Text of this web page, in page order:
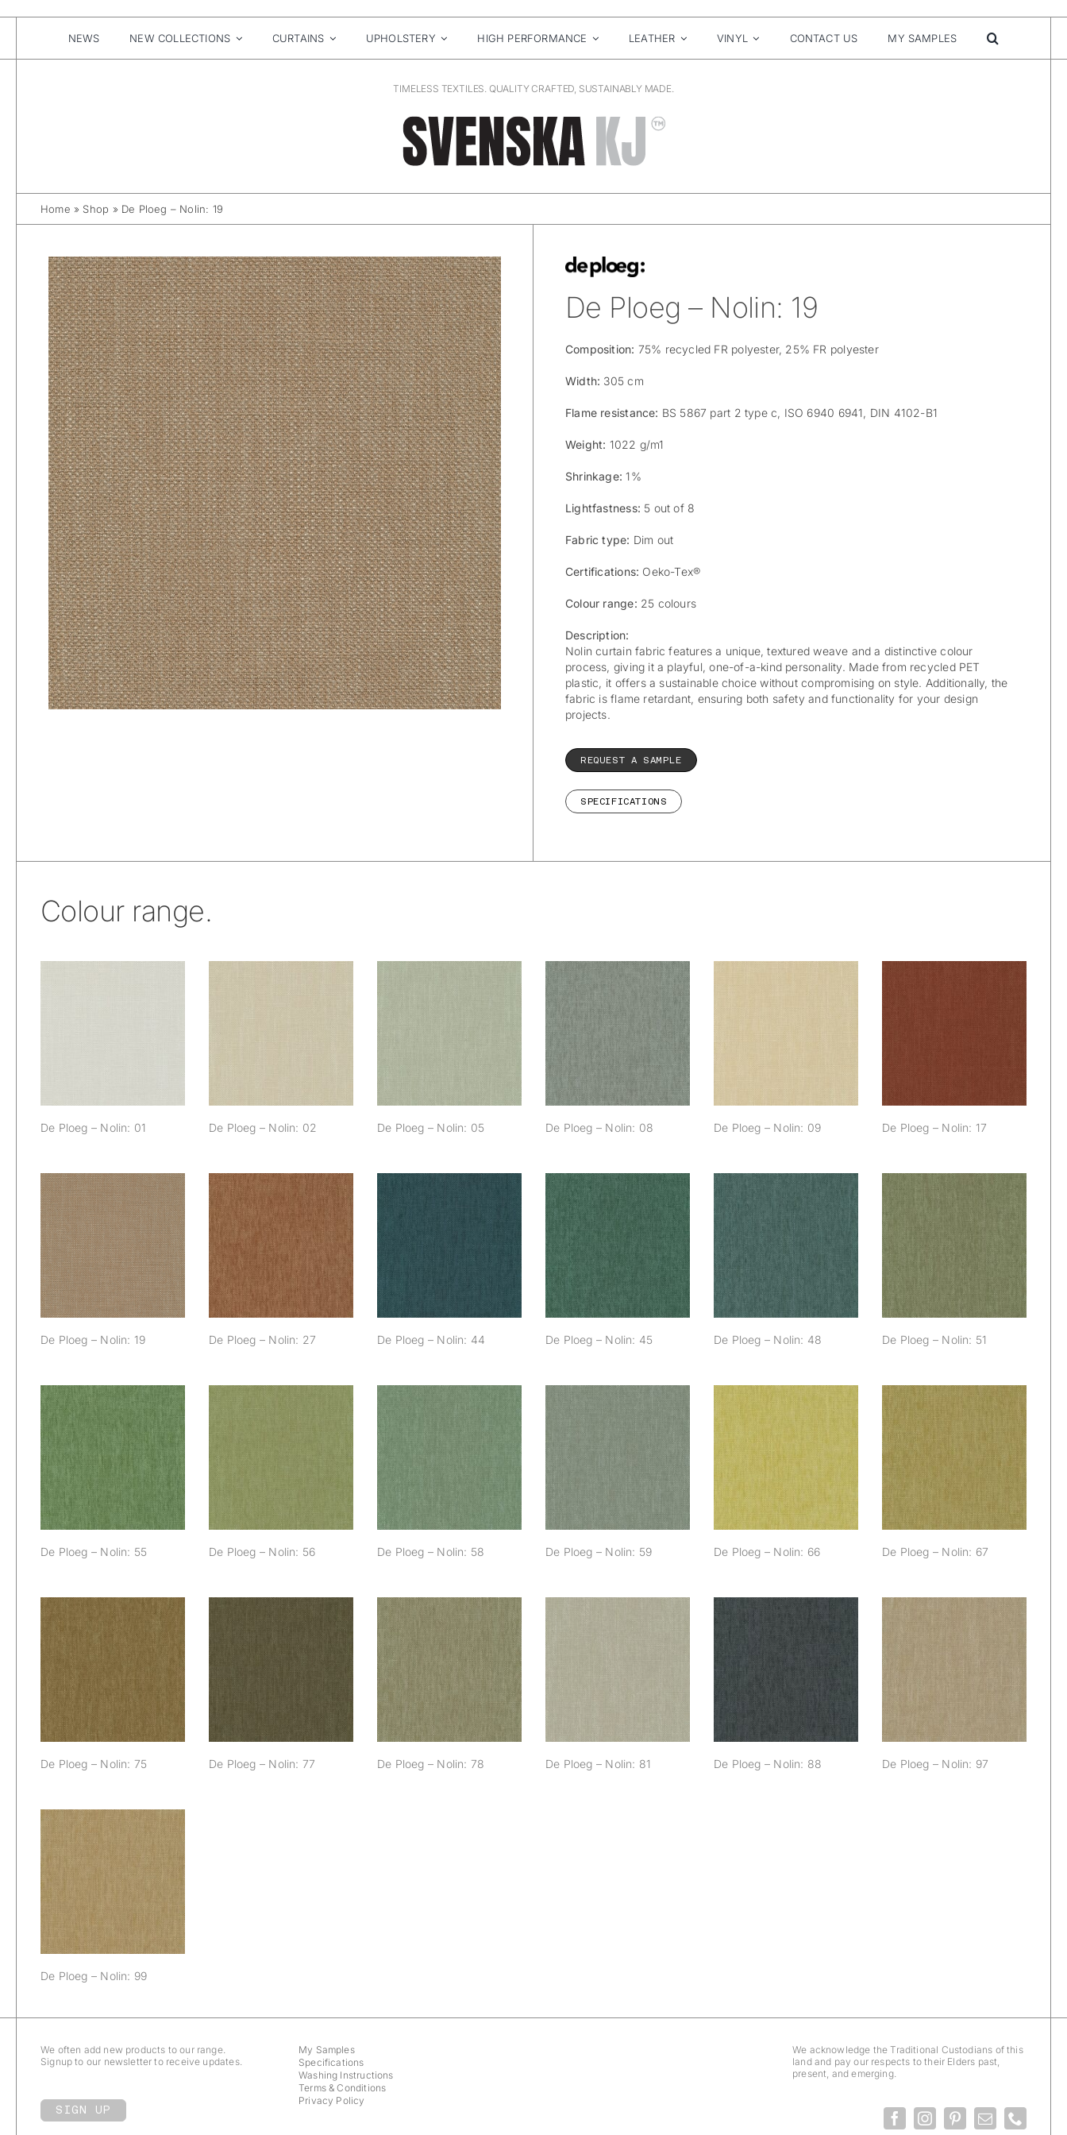
NEWS NEW COLLECTIONS CURTAINS UPHOLSTERY HIGH PERFORMANCE LEATHER VINYL CONTACT US MY SAMPLES
TIMELESS TEXTILES. QUALITY CRAFTED, SUSTAINABLY MADE.
Home » Shop » De Ploeg – Nolin: 19
De Ploeg – Nolin: 19
Composition: 75% recycled FR polyester, 25% FR polyester
Width: 305 cm
Flame resistance: BS 5867 part 2 type c, ISO 6940 6941, DIN 4102-B1
Weight: 1022 g/m1
Shrinkage: 1%
Lightfastness: 5 out of 8
Fabric type: Dim out
Certifications: Oeko-Tex®
Colour range: 25 colours
Description:
Nolin curtain fabric features a unique, textured weave and a distinctive colour
process, giving it a playful, one-of-a-kind personality. Made from recycled PET
plastic, it offers a sustainable choice without compromising on style. Additionally, the
fabric is flame retardant, ensuring both safety and functionality for your design
projects.
REQUEST A SAMPLE
SPECIFICATIONS
Colour range.
De Ploeg – Nolin: 01 De Ploeg – Nolin: 02
05
De Ploeg – Nolin: 05
De Ploeg – Nolin:
08
De Ploeg – Nolin: 08 De Ploeg – Nolin: 09
De Ploeg – Nolin:
De Ploeg – Nolin: 17
De Ploeg – Nolin:
19
De Ploeg – Nolin: 19
De Ploeg – Nolin:
27
De Ploeg – Nolin: 27
De Ploeg – Nolin:
44
De Ploeg – Nolin: 44
De Ploeg – Nolin:
45
De Ploeg – Nolin: 45
De Ploeg – Nolin:
48
De Ploeg – Nolin: 48
De Ploeg – Nolin:
51
De Ploeg – Nolin: 51
De Ploeg – Nolin:
55
De Ploeg – Nolin: 55
De Ploeg – Nolin:
De Ploeg – Nolin: 56
De Ploeg – Nolin:
58
De Ploeg – Nolin: 58
De Ploeg – Nolin:
59
De Ploeg – Nolin: 59
De Ploeg – Nolin:
66
De Ploeg – Nolin: 66
De Ploeg – Nolin:
67
De Ploeg – Nolin: 67
De Ploeg – Nolin:
75
De Ploeg – Nolin: 75
De Ploeg – Nolin:
De Ploeg – Nolin: 77
De Ploeg – Nolin:
78
De Ploeg – Nolin: 78 De Ploeg – Nolin: 81
De Ploeg – Nolin:
88
De Ploeg – Nolin: 88
De Ploeg – Nolin:
97
De Ploeg – Nolin: 97
De Ploeg – Nolin:
99
De Ploeg – Nolin: 99
We often add new products to our range.
Signup to our newsletter to receive updates.
SIGN UP
My Samples
Specifications
Washing Instructions
Terms & Conditions
Privacy Policy
We acknowledge the Traditional Custodians of this
land and pay our respects to their Elders past,
present, and emerging.